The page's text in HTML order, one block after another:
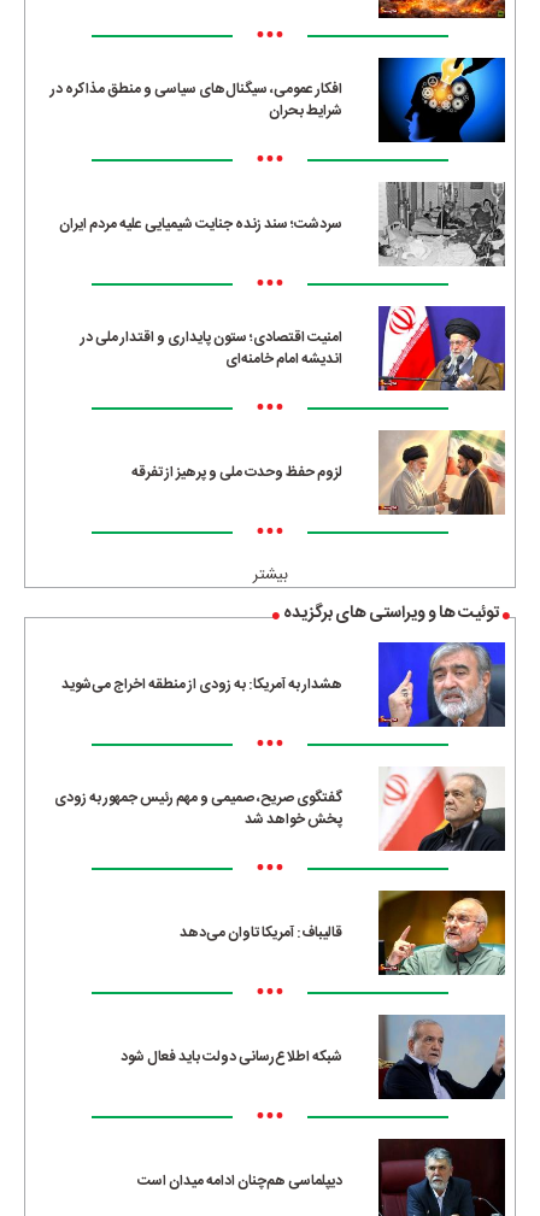
•••
افکار عمومی، سیگنال‌های سیاسی و منطق مذاکره در
شرایط بحران
•••
سردشت؛ سند زنده جنایت شیمیایی علیه مردم ایران
•••
امنیت اقتصادی؛ ستون پایداری و اقتدار ملی در
اندیشه امام خامنه‌ای
•••
لزوم حفظ وحدت ملی و پرهیز از تفرقه
•••
بیشتر
توئیت ها و ویراستی های برگزیده
هشدار به آمریکا: به زودی از منطقه اخراج می‌شوید
•••
گفتگوی صریح، صمیمی و مهم رئیس جمهور به زودی
پخش خواهد شد
•••
قالیباف: آمریکا تاوان می‌دهد
•••
شبکه اطلاع‌رسانی دولت باید فعال شود
•••
دیپلماسی هم‌چنان ادامه میدان است